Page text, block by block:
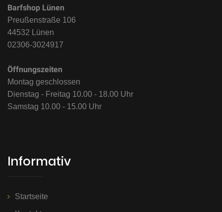
Barfshop Lünen
Preußenstraße 106
44532 Lünen
02306-3024917
Öffnungszeiten
Montag geschlossen
Dienstag - Freitag 10.00 - 18.00 Uhr
Samstag 10.00 - 15.00 Uhr
Informativ
Startseite